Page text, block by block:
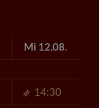
Mi 12.08.
14:30